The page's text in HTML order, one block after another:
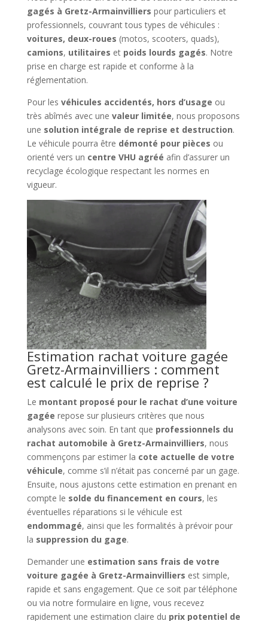
gagés à Gretz-Armainvilliers pour particuliers et
professionnels, couvrant tous types de véhicules :
voitures, deux-roues (motos, scooters, quads),
camions, utilitaires et poids lourds gagés. Notre
prise en charge est rapide et conforme à la
réglementation.
Pour les véhicules accidentés, hors d’usage ou
très abîmés avec une valeur limitée, nous proposons
une solution intégrale de reprise et destruction.
Le véhicule pourra être démonté pour pièces ou
orienté vers un centre VHU agréé afin d’assurer un
recyclage écologique respectant les normes en
vigueur.
Estimation rachat voiture gagée
Gretz-Armainvilliers : comment
est calculé le prix de reprise ?
Le montant proposé pour le rachat d’une voiture
gagée repose sur plusieurs critères que nous
analysons avec soin. En tant que professionnels du
rachat automobile à Gretz-Armainvilliers, nous
commençons par estimer la cote actuelle de votre
véhicule, comme s’il n’était pas concerné par un gage.
Ensuite, nous ajustons cette estimation en prenant en
compte le solde du financement en cours, les
éventuelles réparations si le véhicule est
endommagé, ainsi que les formalités à prévoir pour
la suppression du gage.
Demander une estimation sans frais de votre
voiture gagée à Gretz-Armainvilliers est simple,
rapide et sans engagement. Que ce soit par téléphone
ou via notre formulaire en ligne, vous recevez
rapidement une estimation claire du prix potentiel de